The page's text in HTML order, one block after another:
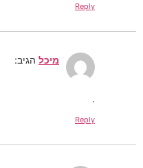
Reply
מיכל הגיב:
.
Reply